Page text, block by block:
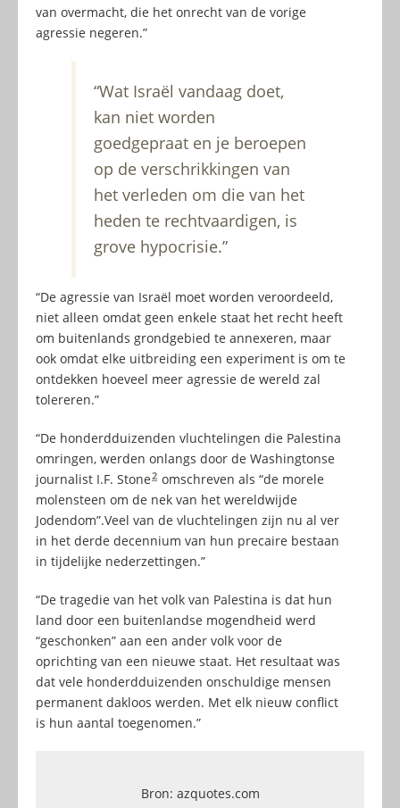
van overmacht, die het onrecht van de vorige
agressie negeren.”
“Wat Israël vandaag doet,
kan niet worden
goedgepraat en je beroepen
op de verschrikkingen van
het verleden om die van het
heden te rechtvaardigen, is
grove hypocrisie.”
“De agressie van Israël moet worden veroordeeld,
niet alleen omdat geen enkele staat het recht heeft
om buitenlands grondgebied te annexeren, maar
ook omdat elke uitbreiding een experiment is om te
ontdekken hoeveel meer agressie de wereld zal
tolereren.”
“De honderdduizenden vluchtelingen die Palestina
omringen, werden onlangs door de Washingtonse
journalist I.F. Stone2 omschreven als “de morele
molensteen om de nek van het wereldwijde
Jodendom”.Veel van de vluchtelingen zijn nu al ver
in het derde decennium van hun precaire bestaan
in tijdelijke nederzettingen.”
“De tragedie van het volk van Palestina is dat hun
land door een buitenlandse mogendheid werd
“geschonken” aan een ander volk voor de
oprichting van een nieuwe staat. Het resultaat was
dat vele honderdduizenden onschuldige mensen
permanent dakloos werden. Met elk nieuw conflict
is hun aantal toegenomen.”
Bron: azquotes.com